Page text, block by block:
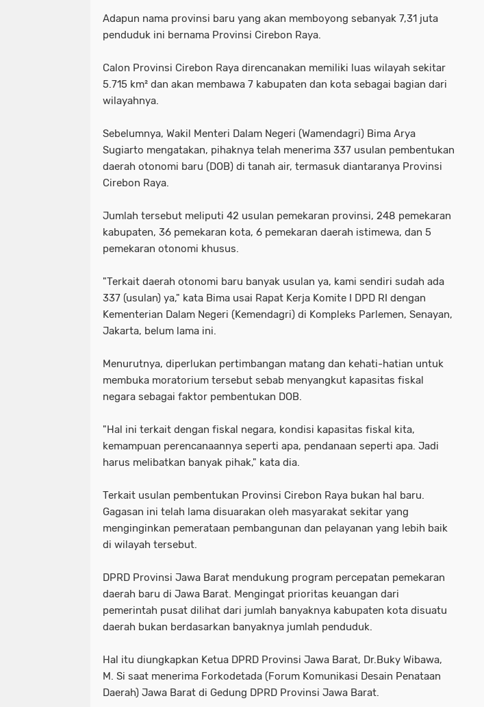
Adapun nama provinsi baru yang akan memboyong sebanyak 7,31 juta
penduduk ini bernama Provinsi Cirebon Raya.
Calon Provinsi Cirebon Raya direncanakan memiliki luas wilayah sekitar
5.715 km² dan akan membawa 7 kabupaten dan kota sebagai bagian dari
wilayahnya.
Sebelumnya, Wakil Menteri Dalam Negeri (Wamendagri) Bima Arya
Sugiarto mengatakan, pihaknya telah menerima 337 usulan pembentukan
daerah otonomi baru (DOB) di tanah air, termasuk diantaranya Provinsi
Cirebon Raya.
Jumlah tersebut meliputi 42 usulan pemekaran provinsi, 248 pemekaran
kabupaten, 36 pemekaran kota, 6 pemekaran daerah istimewa, dan 5
pemekaran otonomi khusus.
"Terkait daerah otonomi baru banyak usulan ya, kami sendiri sudah ada
337 (usulan) ya," kata Bima usai Rapat Kerja Komite I DPD RI dengan
Kementerian Dalam Negeri (Kemendagri) di Kompleks Parlemen, Senayan,
Jakarta, belum lama ini.
Menurutnya, diperlukan pertimbangan matang dan kehati-hatian untuk
membuka moratorium tersebut sebab menyangkut kapasitas fiskal
negara sebagai faktor pembentukan DOB.
"Hal ini terkait dengan fiskal negara, kondisi kapasitas fiskal kita,
kemampuan perencanaannya seperti apa, pendanaan seperti apa. Jadi
harus melibatkan banyak pihak," kata dia.
Terkait usulan pembentukan Provinsi Cirebon Raya bukan hal baru.
Gagasan ini telah lama disuarakan oleh masyarakat sekitar yang
menginginkan pemerataan pembangunan dan pelayanan yang lebih baik
di wilayah tersebut.
DPRD Provinsi Jawa Barat mendukung program percepatan pemekaran
daerah baru di Jawa Barat. Mengingat prioritas keuangan dari
pemerintah pusat dilihat dari jumlah banyaknya kabupaten kota disuatu
daerah bukan berdasarkan banyaknya jumlah penduduk.
Hal itu diungkapkan Ketua DPRD Provinsi Jawa Barat, Dr.Buky Wibawa,
M. Si saat menerima Forkodetada (Forum Komunikasi Desain Penataan
Daerah) Jawa Barat di Gedung DPRD Provinsi Jawa Barat.